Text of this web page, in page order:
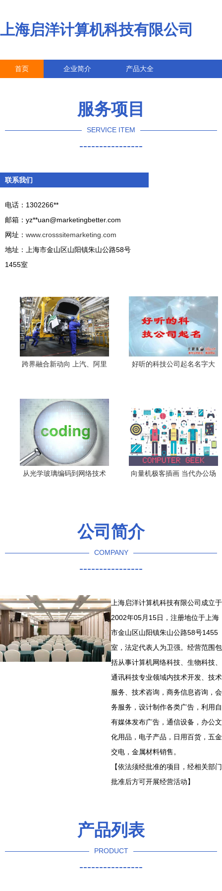
上海启洋计算机科技有限公司
首页 企业简介 产品大全
服务项目
SERVICE ITEM
----------------
联系我们
电话：1302266**
邮箱：yz**uan@marketingbetter.com
网址： www.crosssitemarketing.com
地址：上海市金山区山阳镇朱山公路58号
1455室
跨界融合新动向 上汽、阿里
好听的科技公司起名名字大
从光学玻璃编码到网络技术
向量机极客插画 当代办公场
公司简介
COMPANY
----------------
上海启洋计算机科技有限公司成立于
2002年05月15日，注册地位于上海
市金山区山阳镇朱山公路58号1455
室，法定代表人为卫强。经营范围包
括从事计算机网络科技、生物科技、
通讯科技专业领域内技术开发、技术
服务、技术咨询，商务信息咨询，会
务服务，设计制作各类广告，利用自
有媒体发布广告，通信设备，办公文
化用品，电子产品，日用百货，五金
交电，金属材料销售。
【依法须经批准的项目，经相关部门
批准后方可开展经营活动】
产品列表
PRODUCT
----------------